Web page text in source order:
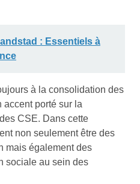
: Essentiels à
à la consolidation des
accent porté sur la
CSE. Dans cette
non seulement être des
mais également des
sociale au sein des